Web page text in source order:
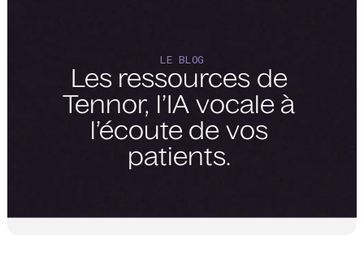
LE BLOG
Les ressources de
Tennor, l’IA vocale à
l’écoute de vos
patients.